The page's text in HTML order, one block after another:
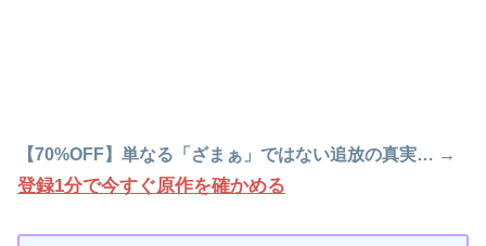
【70%OFF】単なる「ざまぁ」ではない追放の真実… →
登録1分で今すぐ原作を確かめる